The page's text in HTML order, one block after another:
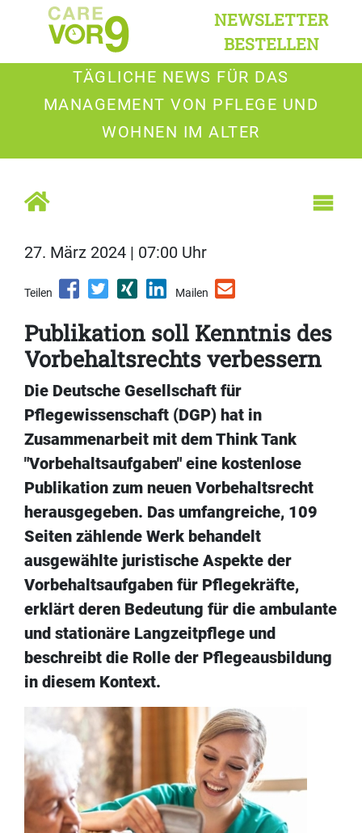
NEWSLETTER
BESTELLEN
TÄGLICHE NEWS FÜR DAS
MANAGEMENT VON PFLEGE UND
WOHNEN IM ALTER
27. März 2024 | 07:00 Uhr
Teilen Mailen
Publikation soll Kenntnis des
Vorbehaltsrechts verbessern
Die Deutsche Gesellschaft für
Pflegewissenschaft (DGP) hat in
Zusammenarbeit mit dem Think Tank
"Vorbehaltsaufgaben" eine kostenlose
Publikation zum neuen Vorbehaltsrecht
herausgegeben. Das umfangreiche, 109
Seiten zählende Werk behandelt
ausgewählte juristische Aspekte der
Vorbehaltsaufgaben für Pflegekräfte,
erklärt deren Bedeutung für die ambulante
und stationäre Langzeitpflege und
beschreibt die Rolle der Pflegeausbildung
in diesem Kontext.